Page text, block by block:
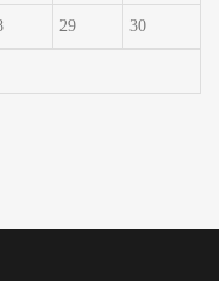
29 30